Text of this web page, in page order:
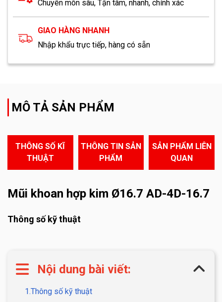
Chuyên môn sâu, Tận tâm, nhanh, chính xác
GIAO HÀNG NHANH
Nhập khẩu trực tiếp, hàng có sẵn
MÔ TẢ SẢN PHẨM
THÔNG SỐ KĨ
THUẬT
THÔNG TIN SẢN
PHẨM
SẢN PHẨM LIÊN
QUAN
Mũi khoan hợp kim Ø16.7 AD-4D-16.7
Thông số kỹ thuật
Nội dung bài viết:
1.Thông số kỹ thuật